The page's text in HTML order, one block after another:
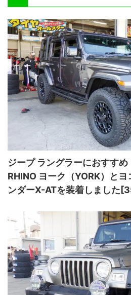
ジープ ラングラーにおすす
RHINO ヨーク（YORK）と
ンダーX-ATを装着しました